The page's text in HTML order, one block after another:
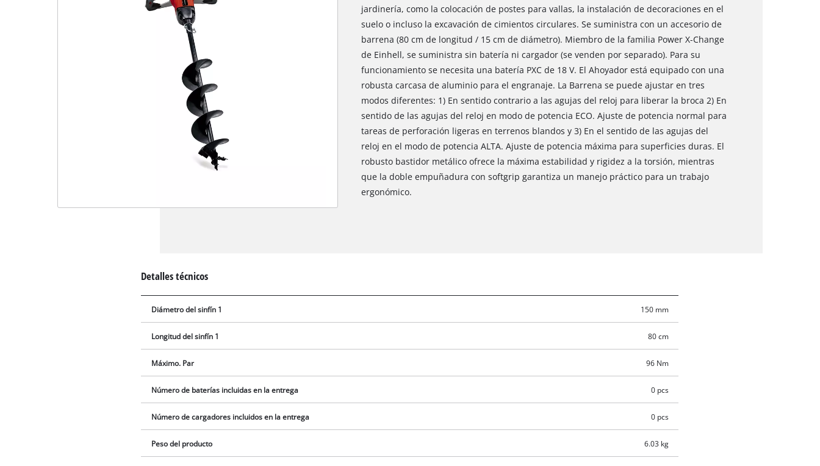
jardinería, como la colocación de postes para vallas, la instalación de decoraciones en el
suelo o incluso la excavación de cimientos circulares. Se suministra con un accesorio de
barrena (80 cm de longitud / 15 cm de diámetro). Miembro de la familia Power X-Change
de Einhell, se suministra sin batería ni cargador (se venden por separado). Para su
funcionamiento se necesita una batería PXC de 18 V. El Ahoyador está equipado con una
robusta carcasa de aluminio para el engranaje. La Barrena se puede ajustar en tres
modos diferentes: 1) En sentido contrario a las agujas del reloj para liberar la broca 2) En
sentido de las agujas del reloj en modo de potencia ECO. Ajuste de potencia normal para
tareas de perforación ligeras en terrenos blandos y 3) En el sentido de las agujas del
reloj en el modo de potencia ALTA. Ajuste de potencia máxima para superficies duras. El
robusto bastidor metálico ofrece la máxima estabilidad y rigidez a la torsión, mientras
que la doble empuñadura con softgrip garantiza un manejo práctico para un trabajo
ergonómico.
Detalles técnicos
Diámetro del sinfín 1 150 mm
Longitud del sinfín 1 80 cm
Máximo. Par 96 Nm
Número de baterías incluidas en la entrega 0 pcs
Número de cargadores incluidos en la entrega 0 pcs
Peso del producto 6.03 kg